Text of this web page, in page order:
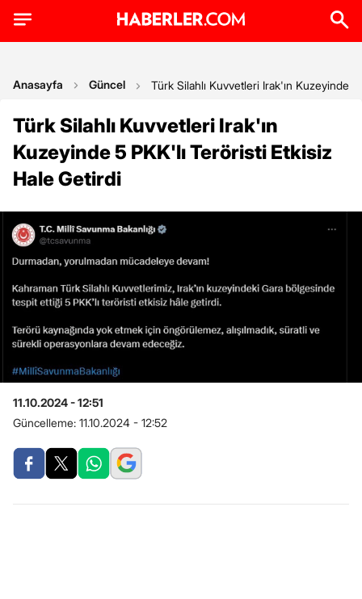
Anasayfa Güncel Türk Silahlı Kuvvetleri Irak'ın Kuzeyinde
Türk Silahlı Kuvvetleri Irak'ın
Kuzeyinde 5 PKK'lı Teröristi Etkisiz
Hale Getirdi
11.10.2024 - 12:51
Güncelleme: 11.10.2024 - 12:52